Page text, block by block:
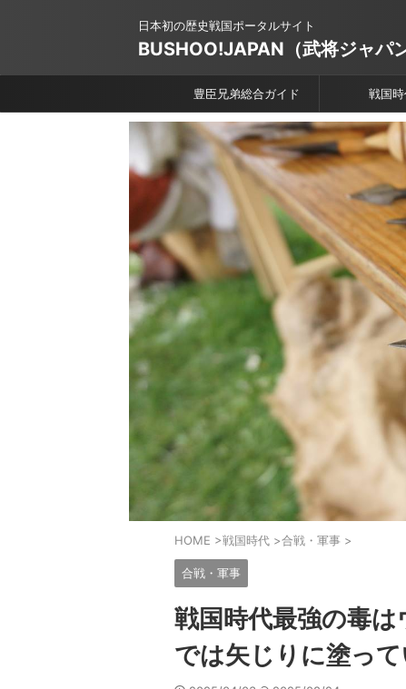
日本初の歴史戦国ポータルサイト
BUSHOO!JAPAN（武将ジャパン
豊臣兄弟総合ガイド 戦国
HOME >戦国時代 >合戦・軍事 >
合戦・軍事
戦国時代最強の毒
では矢じりに塗って